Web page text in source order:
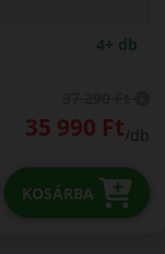
4+ db
35 990 Ft/db
KOSÁRBA